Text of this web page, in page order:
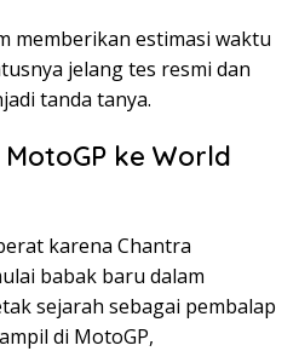
memberikan estimasi waktu
jelang tes resmi dan
tanda tanya.
ke World
karena Chantra
babak baru dalam
sejarah sebagai pembalap
di MotoGP,